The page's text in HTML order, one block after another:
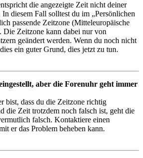
die angezeigte Zeit nicht deiner
diesem Fall solltest du im „Persönlichen
passende Zeitzone (Mitteleuropäische
Die Zeitzone kann dabei nur von
geändert werden. Wenn du noch nicht
ein guter Grund, dies jetzt zu tun.
aber die Forenuhr geht immer
bist, dass du die Zeitzone richtig
die Zeit trotzdem noch falsch ist, geht die
falsch. Kontaktiere einen
er das Problem beheben kann.